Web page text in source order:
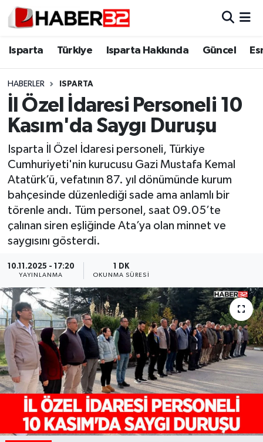
Isparta Türkiye Isparta Hakkında Güncel
HABERLER ISPARTA
İl Özel İdaresi Personeli 10
Kasım'da Saygı Duruşu
Isparta İl Özel İdaresi personeli, Türkiye
Cumhuriyeti'nin kurucusu Gazi Mustafa Kemal
Atatürk’ü, vefatının 87. yıl dönümünde kurum
bahçesinde düzenlediği sade ama anlamlı bir
törenle andı. Tüm personel, saat 09.05’te
çalınan siren eşliğinde Ata’ya olan minnet ve
saygısını gösterdi.
10.11.2025 - 17:20
YAYINLANMA
1 DK
OKUNMA SÜRESI
Isparta
Esnaf Diyor ki;
ASAYİŞ
BİLİM VE TEKNOLOJİ
EĞİTİM
GENEL
İlginç
KÜLTÜR SANAT
MAGAZİN
Oyun
POLİTİKA
Isparta Nöbetçi Eczaneler
Isparta Trafik Yoğunluk Haritası
Süper Lig Puan Durumu ve Fikstür
Tüm Manşetler
Son Dakika Haberleri
Haber Arşivi